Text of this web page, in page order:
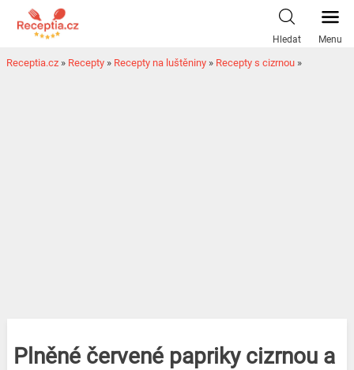
Hledat Menu
Receptia.cz » Recepty » Recepty na luštěniny » Recepty s cizrnou »
Plněné červené papriky cizrnou a